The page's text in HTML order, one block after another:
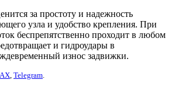
за простоту и надежность
узла и удобство крепления. При
беспрепятственно проходит в любом
и гидроудары в
износ задвижки.
, Telegram.